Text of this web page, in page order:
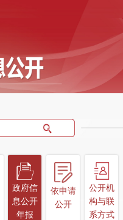
政府信
息公开
年报
依申请
公开
公开机
构与联
系方式